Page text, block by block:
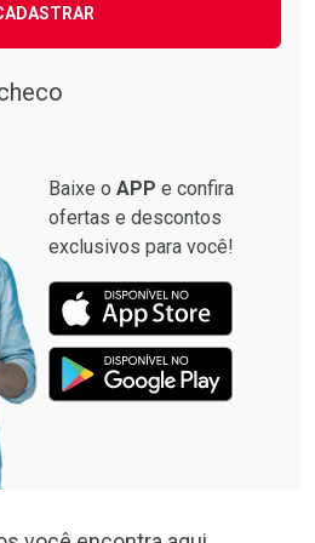
Baixe o APP e confira
ofertas e descontos
exclusivos para você!